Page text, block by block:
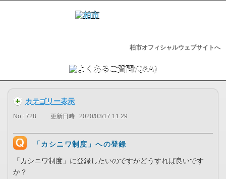
柏市オフィシャルウェブサイトへ
カテゴリー表示
No : 728 更新日時 : 2020/03/17 11:29
「カシニワ制度」への登録
「カシニワ制度」に登録したいのですがどうすれば良いです
か？